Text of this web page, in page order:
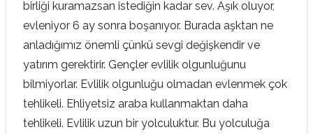
birliği kuramazsan istediğin kadar sev. Aşık oluyor,
evleniyor 6 ay sonra boşanıyor. Burada aşktan ne
anladığımız önemli çünkü sevgi değişkendir ve
yatırım gerektirir. Gençler evlilik olgunluğunu
bilmiyorlar. Evlilik olgunluğu olmadan evlenmek çok
tehlikeli. Ehliyetsiz araba kullanmaktan daha
tehlikeli. Evlilik uzun bir yolculuktur. Bu yolculuğa